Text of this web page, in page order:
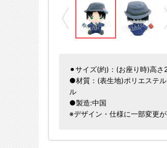
⚫︎サイズ(約)：(お座り時)高
●材質：(表生地)ポリエステ
ル
●製造:中国
※デザイン・仕様に一部変更